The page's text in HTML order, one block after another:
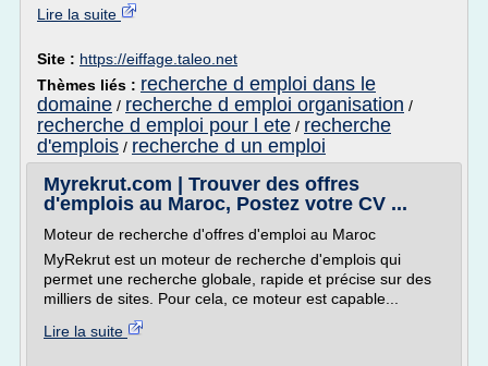
Lire la suite
Site : https://eiffage.taleo.net
Thèmes liés : recherche d emploi dans le
domaine / recherche d emploi organisation /
recherche d emploi pour l ete / recherche
d'emplois / recherche d un emploi
Myrekrut.com | Trouver des offres
d'emplois au Maroc, Postez votre CV ...
Moteur de recherche d'offres d'emploi au Maroc
MyRekrut est un moteur de recherche d'emplois qui
permet une recherche globale, rapide et précise sur des
milliers de sites. Pour cela, ce moteur est capable...
Lire la suite